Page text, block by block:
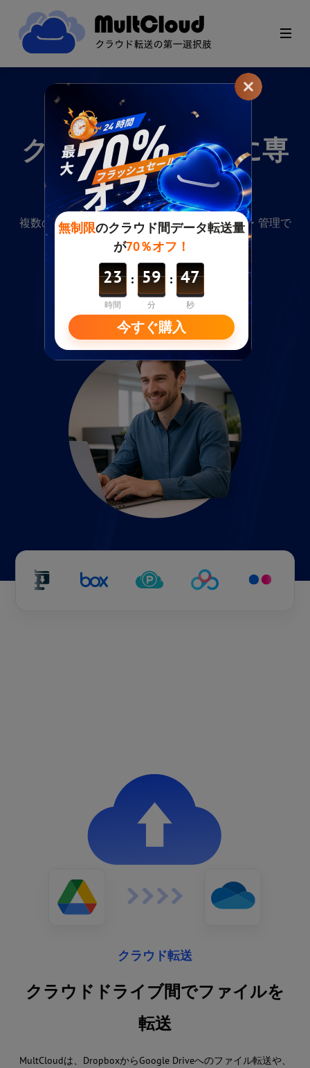
クラウド間の転送に専
念
複数のクラウドファイルを1つのアプリで転送・管理で
きます。100%無料です。
無料で始める
クレジットカード不要
クラウド転送
クラウドドライブ間でファイルを
転送
MultCloudは、DropboxからGoogle Driveへのファイル転送や、